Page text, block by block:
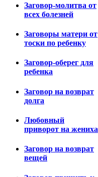
Заговор-молитва от
всех болезней
Заговоры матери от
тоски по ребенку
Заговор-оберег для
ребенка
Заговор на возврат
долга
Любовный
приворот на жениха
Заговор на возврат
вещей